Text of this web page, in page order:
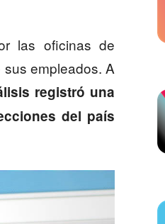
las oficinas de
empleados. A
registró una
del país